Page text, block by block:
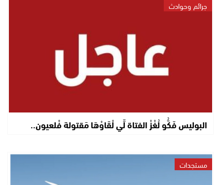
جرائم وحوادث
البوليس فَكُّو لُغْزْ الفتاة لِّي لْقَاوْهَا مَقتولة فْلعيون..
مستجدات